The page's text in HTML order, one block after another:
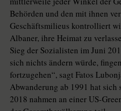
Behörden und den mit ihnen
Geschäftsmilieus kontrolliert
Albaner, ihre Heimat zu
Sieg der Sozialisten im Juni
sich nichts ändern würde,
fortzugehen“, sagt Fatos
Abwanderung ab 1991 hat
2018 nahmen an einer US-